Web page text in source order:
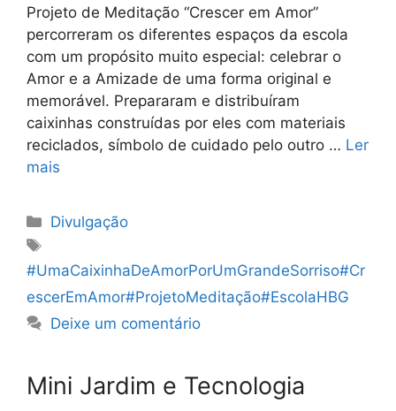
Projeto de Meditação “Crescer em Amor”
percorreram os diferentes espaços da escola
com um propósito muito especial: celebrar o
Amor e a Amizade de uma forma original e
memorável. Prepararam e distribuíram
caixinhas construídas por eles com materiais
reciclados, símbolo de cuidado pelo outro … Ler
mais
Categorias
Divulgação
#UmaCaixinhaDeAmorPorUmGrandeSorriso#Cr
escerEmAmor#ProjetoMeditação#EscolaHBG
Deixe um comentário
Mini Jardim e Tecnologia